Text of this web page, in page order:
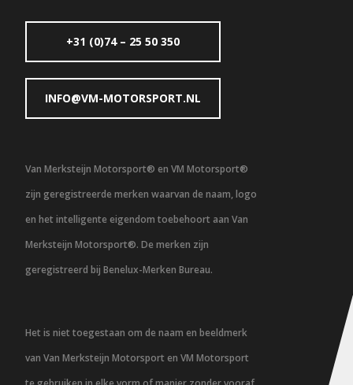
+31 (0)74 – 25 50 350
INFO@VM-MOTORSPORT.NL
Van Merksteijn Motorsport® en VM Motorsport®
zijn geregistreerde merken waarvan de naam, logo
en het intelligente eigendom toebehoort aan Van
Merksteijn Motorsport®. De merken zijn
geregistreerd bij Benelux-Merken Bureau.
Het is niet toegestaan om de naam en beeldmerk
van Van Merksteijn Motorsport en VM Motorsport